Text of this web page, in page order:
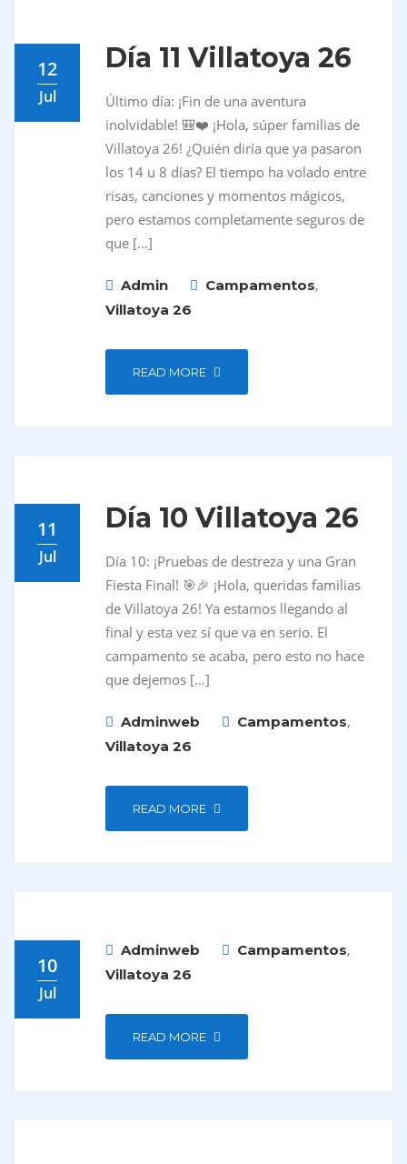
12
Jul
Día 11 Villatoya 26
Último día: ¡Fin de una aventura
inolvidable! 🎒❤️ ¡Hola, súper familias de
Villatoya 26! ¿Quién diría que ya pasaron
los 14 u 8 días? El tiempo ha volado entre
risas, canciones y momentos mágicos,
pero estamos completamente seguros de
que […]
Admin Campamentos,
Villatoya 26
READ MORE
11
Jul
Día 10 Villatoya 26
Día 10: ¡Pruebas de destreza y una Gran
Fiesta Final! 🎯🎉 ¡Hola, queridas familias
de Villatoya 26! Ya estamos llegando al
final y esta vez sí que va en serio. El
campamento se acaba, pero esto no hace
que dejemos […]
Adminweb Campamentos,
Villatoya 26
READ MORE
10
Jul
Adminweb Campamentos,
Villatoya 26
READ MORE